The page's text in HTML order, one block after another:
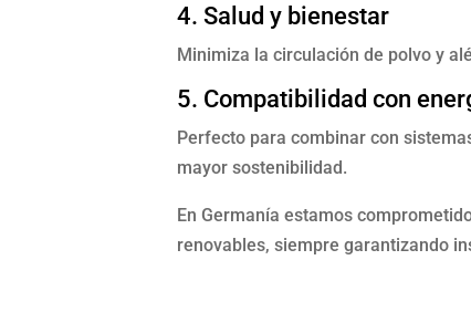
4. Salud y bienestar
Minimiza la circulación de polvo y
5. Compatibilidad con
Perfecto para combinar con
mayor sostenibilidad.
En Germanía estamos
renovables, siempre garantizando